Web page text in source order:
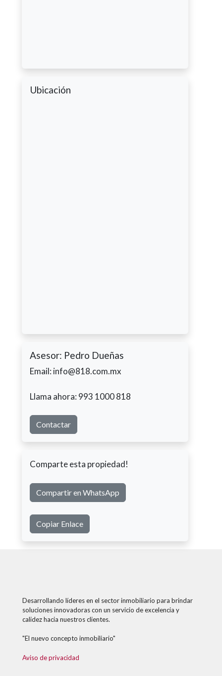
Ubicación
Asesor: Pedro Dueñas
Email: info@818.com.mx
Llama ahora: 993 1000 818
Contactar
Comparte esta propiedad!
Compartir en WhatsApp
Copiar Enlace
Desarrollando líderes en el sector inmobiliario para brindar
soluciones innovadoras con un servicio de excelencia y
calidez hacia nuestros clientes.
"El nuevo concepto inmobiliario"
Aviso de privacidad